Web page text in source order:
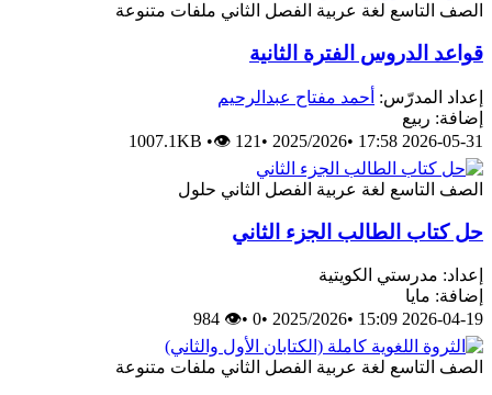
الصف التاسع لغة عربية الفصل الثاني ملفات متنوعة
قواعد الدروس الفترة الثانية
إعداد المدرّس: أحمد مفتاح عبدالرحيم
إضافة: ربيع
2026-05-31 17:58
•
2025/2026
•
1007.1KB •👁 121
الصف التاسع لغة عربية الفصل الثاني حلول
حل كتاب الطالب الجزء الثاني
إعداد: مدرستي الكويتية
إضافة: مايا
2026-04-19 15:09
•
2025/2026
•
0
•
👁 984
الصف التاسع لغة عربية الفصل الثاني ملفات متنوعة